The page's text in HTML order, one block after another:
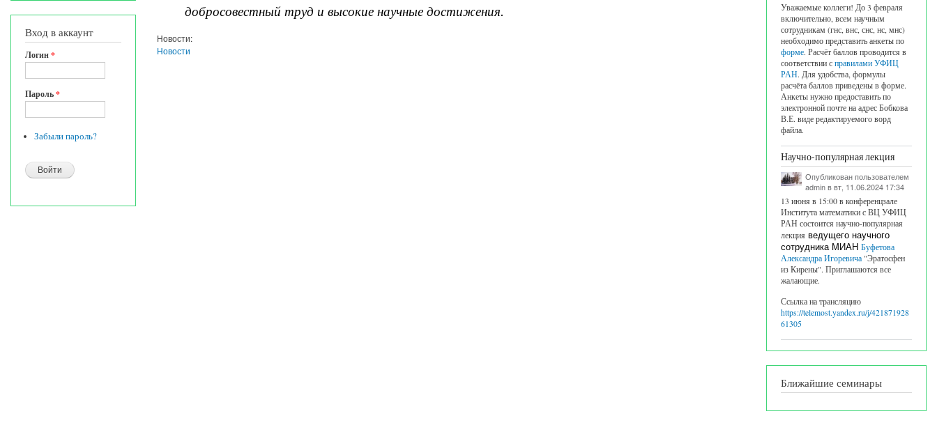
Вход в аккаунт
Логин*
Пароль*
Забыли пароль?
добросовестный труд и высокие научные достижения.
Новости:
Новости
Уважаемые коллеги! До 3 февраля
включительно, всем научным
сотрудникам (гнс, внс, снс, нс, мнс)
необходимо представить анкеты по
форме. Расчёт баллов проводится в
соответствии с правилами УФИЦ
РАН. Для удобства, формулы
расчёта баллов приведены в форме.
Анкеты нужно предоставить по
электронной почте на адрес Бобкова
В.Е. виде редактируемого ворд
файла.
Научно-популярная лекция
Опубликован пользователем
adminв вт, 11.06.2024 17:34
13 июня в 15:00 в конференцзале
Института математики с ВЦ УФИЦ
РАН состоится научно-популярная
лекция ведущего научного
сотрудника МИАН Буфетова
Александра Игоревича "Эратосфен
из Кирены". Приглашаются все
жалающие.
Ссылка на трансляцию
https://telemost.yandex.ru/j/421871928
61305
Ближайшие семинары